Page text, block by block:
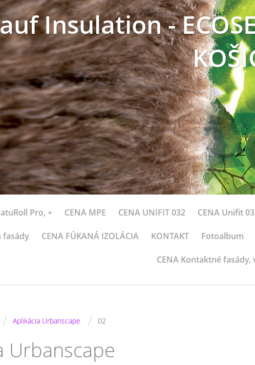
Insulation -
Pro, + CENA MPE CENA UNIFIT 032 CENA Unifit
fasády CENA FÚKANÁ IZOLÁCIA KONTAKT Fotoalbum
CENA Kontaktné
/ Aplikácia Urbanscape / 02
Urbanscape